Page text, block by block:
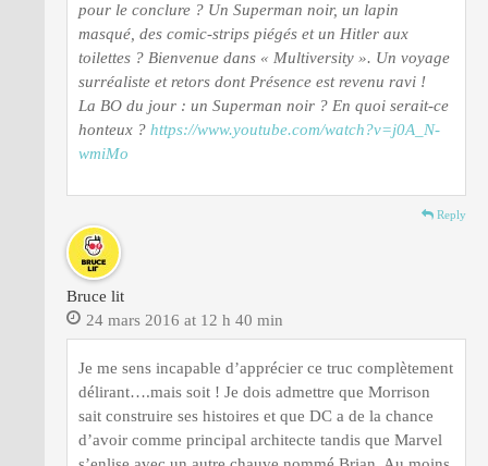
pour le conclure ? Un Superman noir, un lapin
masqué, des comic-strips piégés et un Hitler aux
toilettes ? Bienvenue dans « Multiversity ». Un voyage
surréaliste et retors dont Présence est revenu ravi !
La BO du jour : un Superman noir ? En quoi serait-ce
honteux ? https://www.youtube.com/watch?v=j0A_N-
wmiMo
Reply
Bruce lit
24 mars 2016 at 12 h 40 min
Je me sens incapable d’apprécier ce truc complètement
délirant….mais soit ! Je dois admettre que Morrison
sait construire ses histoires et que DC a de la chance
d’avoir comme principal architecte tandis que Marvel